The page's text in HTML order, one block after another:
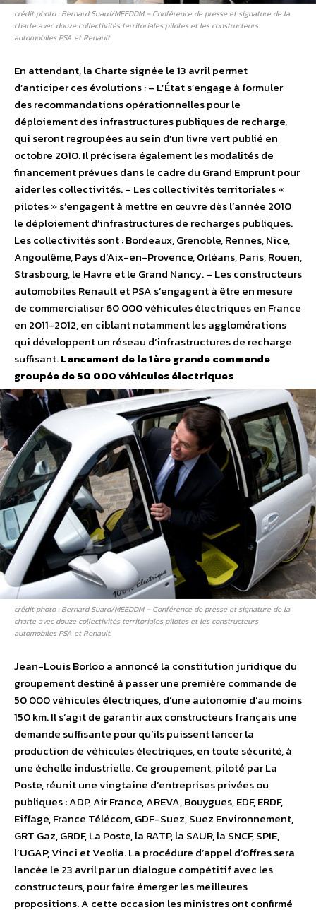
crédit photo : Bernard Suard/MEEDDM – Conférence de presse et signature de la
charte avec douze collectivités territoriales pilotes et les constructeurs
automobiles PSA et Renault.
En attendant, la Charte signée le 13 avril permet
d’anticiper ces évolutions : – L’État s’engage à formuler
des recommandations opérationnelles pour le
déploiement des infrastructures publiques de recharge,
qui seront regroupées au sein d’un livre vert publié en
octobre 2010. Il précisera également les modalités de
financement prévues dans le cadre du Grand Emprunt pour
aider les collectivités. – Les collectivités territoriales «
pilotes » s’engagent à mettre en œuvre dès l’année 2010
le déploiement d’infrastructures de recharges publiques.
Les collectivités sont : Bordeaux, Grenoble, Rennes, Nice,
Angoulême, Pays d’Aix-en-Provence, Orléans, Paris, Rouen,
Strasbourg, le Havre et le Grand Nancy. – Les constructeurs
automobiles Renault et PSA s’engagent à être en mesure
de commercialiser 60 000 véhicules électriques en France
en 2011-2012, en ciblant notamment les agglomérations
qui développent un réseau d’infrastructures de recharge
suffisant.Lancement de la 1ère grande commande
groupée de 50 000 véhicules électriques
crédit photo : Bernard Suard/MEEDDM – Conférence de presse et signature de la
charte avec douze collectivités territoriales pilotes et les constructeurs
automobiles PSA et Renault.
Jean-Louis Borloo a annoncé la constitution juridique du
groupement destiné à passer une première commande de
50 000 véhicules électriques, d’une autonomie d’au moins
150 km. Il s’agit de garantir aux constructeurs français une
demande suffisante pour qu’ils puissent lancer la
production de véhicules électriques, en toute sécurité, à
une échelle industrielle. Ce groupement, piloté par La
Poste, réunit une vingtaine d’entreprises privées ou
publiques : ADP, Air France, AREVA, Bouygues, EDF, ERDF,
Eiffage, France Télécom, GDF-Suez, Suez Environnement,
GRT Gaz, GRDF, La Poste, la RATP, la SAUR, la SNCF, SPIE,
l’UGAP, Vinci et Veolia. La procédure d’appel d’offres sera
lancée le 23 avril par un dialogue compétitif avec les
constructeurs, pour faire émerger les meilleures
propositions. A cette occasion les ministres ont confirmé